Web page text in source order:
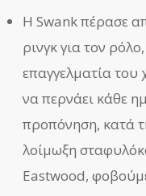
Η Swank πέρασε
ρινγκ για τον
επαγγελματία
να περνάει κάθε
προπόνηση, κατά
λοίμωξη
Eastwood,